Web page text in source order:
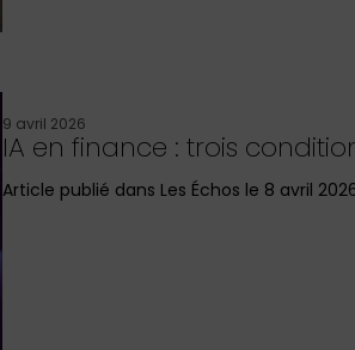
9 avril 2026
IA en finance : trois
Article publié dans Les Échos le 8 avril